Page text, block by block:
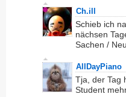
Ch.ill
Schieb ich
nächsen
Sachen /
AllDayPiano
Tja, der Tag
Student